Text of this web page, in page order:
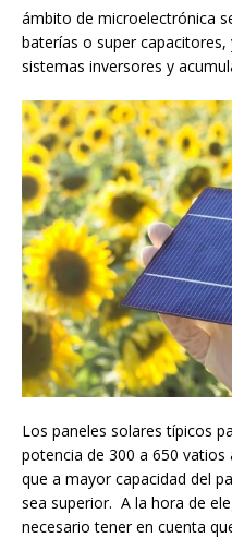
ámbito de microelectrónica
baterías o super
sistemas inversores y
Los paneles solares típicos
potencia de 300 a 650
que a mayor capacidad del
sea superior. A la hora de
necesario tener en cuenta